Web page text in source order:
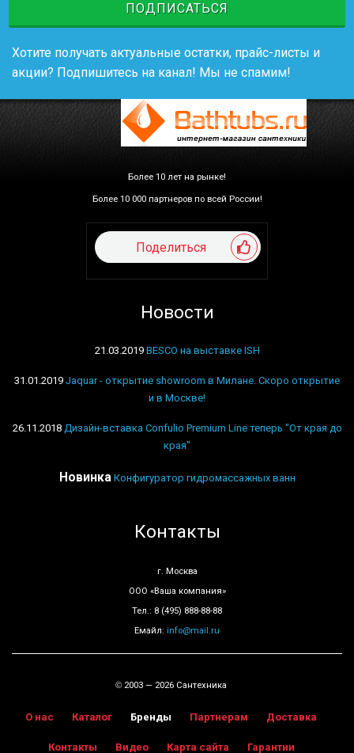
ПОДПИСАТЬСЯ
Хотите получать актуальные остатки, прайс-листы и
акции? Подпишитесь на канал! Мы не спамим!
Более 10 лет на рынке!
Более 10 000 партнеров по всей России!
Поделиться
Новости
21.03.2019 BESCO на выставке ISH
31.01.2019 Jaquar - открытие showroom в Милане. Скоро открытие
и в Москве!
26.11.2018 Дизайн-вставка Confulio Premium Line теперь "От края до
края"
Новинка Конфигуратор гидромассажных ванн
Контакты
г. Москва
ООО «Ваша компания»
Тел.: 8 (495) 888-88-88
Емайл: info@mail.ru
© 2003 — 2026 Сантехника
О нас Каталог Бренды Партнерам Доставка
Контакты Видео Карта сайта Гарантии